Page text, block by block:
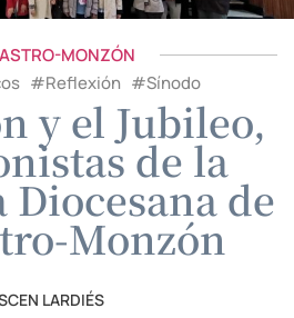
MONZÓN
#Reflexión #Sínodo
y el Jubileo,
de la
Diocesana de
Monzón
LARDIÉS